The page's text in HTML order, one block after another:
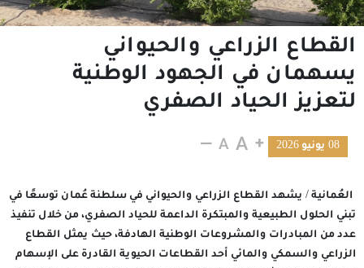
القطاع الزراعي والحيواني
يسهمان في الجهود الوطنية
لتعزيز الحياد الصفري
08 يونيو 2026
العُمانية / يشهد القطاع الزراعي والحيواني في سلطنة عُمان توسعًا في
تبني الحلول الطبيعية والمبتكرة الداعمة للحياد الصفري، من خلال تنفيذ
عدد من المبادرات والمشروعات الوطنية الهادفة، حيث يمثل القطاع
الزراعي والسمكي والمائي أحد القطاعات الحيوية القادرة على الإسهام